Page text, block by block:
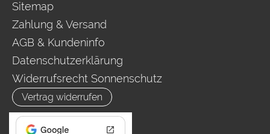
Sitemap
Zahlung & Versand
AGB & Kundeninfo
Datenschutzerklärung
Widerrufsrecht Sonnenschutz
Vertrag widerrufen